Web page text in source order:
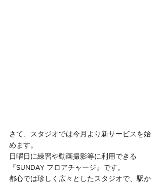
さて、スタジオでは今月より新サービスを始
めます。
日曜日に練習や動画撮影等に利用できる
『SUNDAY フロアチャージ』です。
都心では珍しく広々としたスタジオで、駅か